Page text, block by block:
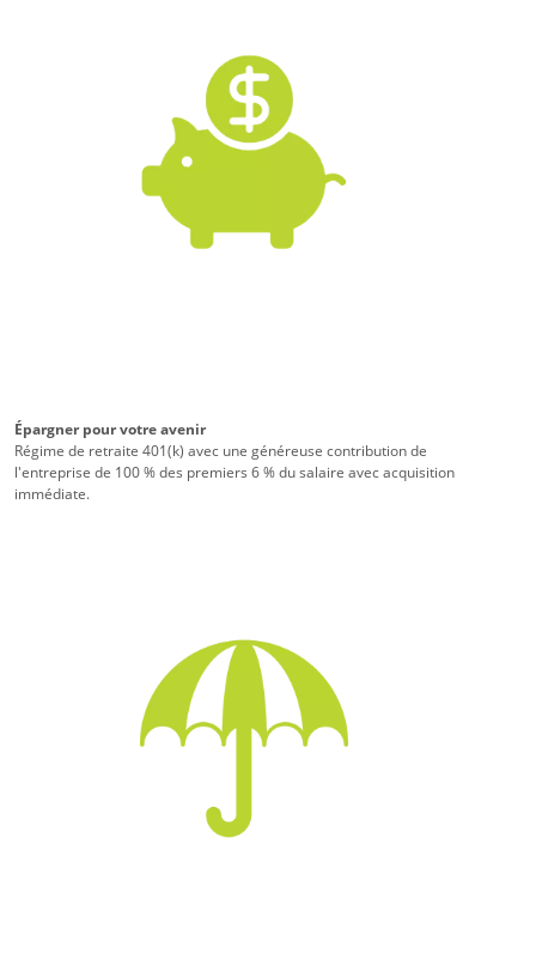
Épargner pour votre avenir
Régime de retraite 401(k) avec une généreuse contribution de
l'entreprise de 100 % des premiers 6 % du salaire avec acquisition
immédiate.